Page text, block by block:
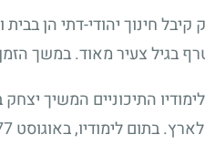
קיבל חינוך יהודי-דתי הן
בגיל צעיר מאוד. במשך
התיכוניים המשיך
בתום לימודיו, באוגוסט